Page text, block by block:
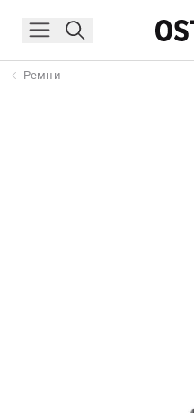
Ремни